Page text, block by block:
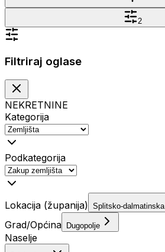
2
Filtriraj oglase
NEKRETNINE
Kategorija
Podkategorija
Lokacija (županija) Splitsko-dalmatinska
Grad/Općina Dugopolje
Naselje